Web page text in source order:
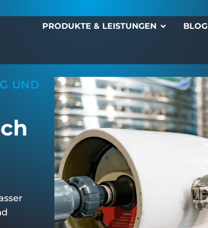
PRODUKTE & LEISTUNGEN BLOG
UND